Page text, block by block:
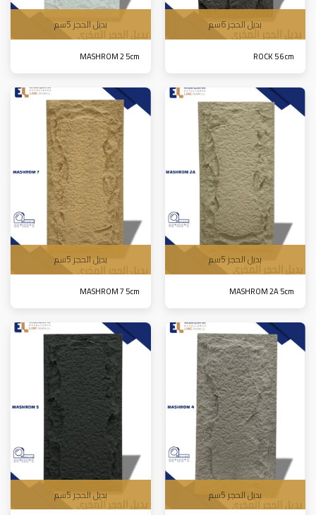
بديل الحجر 6سم
ROCK 5 6cm
بديل الحجر 5سم
MASHROM 2 5cm
بديل الحجر 5سم
MASHROM 2A 5cm
بديل الحجر 5سم
MASHROM 7 5cm
بديل الحجر 5سم بديل الحجر 5سم